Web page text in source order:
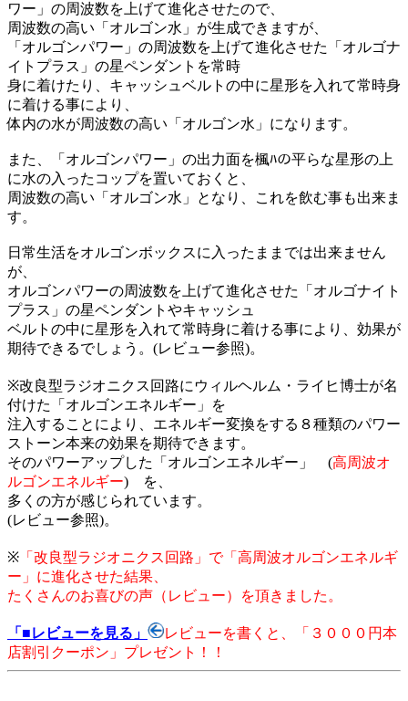
ワー」の周波数を上げて進化させたので、
周波数の高い「オルゴン水」が生成できますが、
「オルゴンパワー」の周波数を上げて進化させた「オルゴナ
イトプラス」の星ペンダントを常時
身に着けたり、キャッシュベルトの中に星形を入れて常時身
に着ける事により、
体内の水が周波数の高い「オルゴン水」になります。
また、「オルゴンパワー」の出力面を楓ﾊの平らな星形の上
に水の入ったコップを置いておくと、
周波数の高い「オルゴン水」となり、これを飲む事も出来ま
す。
日常生活をオルゴンボックスに入ったままでは出来ません
が、
オルゴンパワーの周波数を上げて進化させた「オルゴナイト
プラス」の星ペンダントやキャッシュ
ベルトの中に星形を入れて常時身に着ける事により、効果が
期待できるでしょう。(レビュー参照)。
※改良型ラジオニクス回路にウィルヘルム・ライヒ博士が名
付けた「オルゴンエネルギー」を
注入することにより、エネルギー変換をする８種類のパワー
ストーン本来の効果を期待できます。
そのパワーアップした「オルゴンエネルギー」 (高周波オ
ルゴンエネルギー) を、
多くの方が感じられています。
(レビュー参照)。
※ 「改良型ラジオニクス回路」で「高周波オルゴンエネルギ
ー」に進化させた結果、
たくさんのお喜びの声（レビュー）を頂きました。
「■レビューを見る」
レビューを書くと、「３０００円本
店割引クーポン」プレゼント！！